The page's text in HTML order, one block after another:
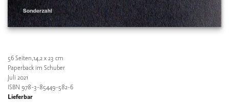
56 Seiten,14,2 x 23 cm
Paperback im Schuber
Juli 2021
ISBN 978-3-85449-582-6
Lieferbar